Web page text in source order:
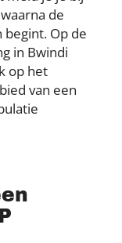
de
Op de
in Bwindi
op het
van een